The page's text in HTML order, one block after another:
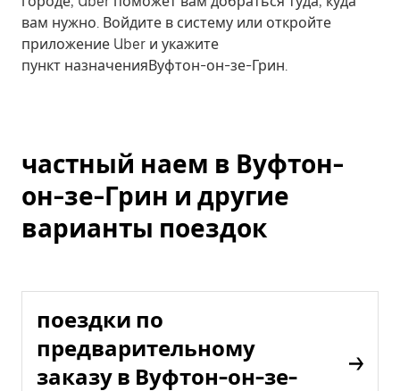
вам нужно. Войдите в систему или откройте
приложение Uber и укажите
пункт назначенияВуфтон-он-зе-Грин.
частный наем в Вуфтон-
он-зе-Грин и другие
варианты поездок
поездки по
предварительному
заказу в Вуфтон-он-зе-